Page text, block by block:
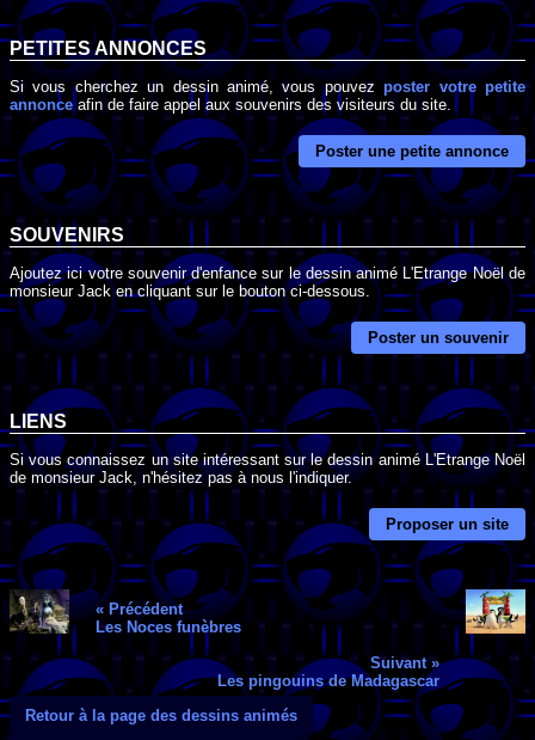
PETITES ANNONCES
Si vous cherchez un dessin animé, vous pouvezposter votre petite
annonceafin de faire appel aux souvenirs des visiteurs du site.
Poster une petite annonce
SOUVENIRS
Ajoutez ici votre souvenir d'enfance sur le dessin animé L'Etrange Noël de
monsieur Jack en cliquant sur le bouton ci-dessous.
Poster un souvenir
LIENS
Si vous connaissez un site intéressant sur le dessin animé L'Etrange Noël
de monsieur Jack, n'hésitez pas à nous l'indiquer.
Proposer un site
« Précédent
Les Noces funèbres
Suivant »
Les pingouins de Madagascar
Retour à la page des dessins animés